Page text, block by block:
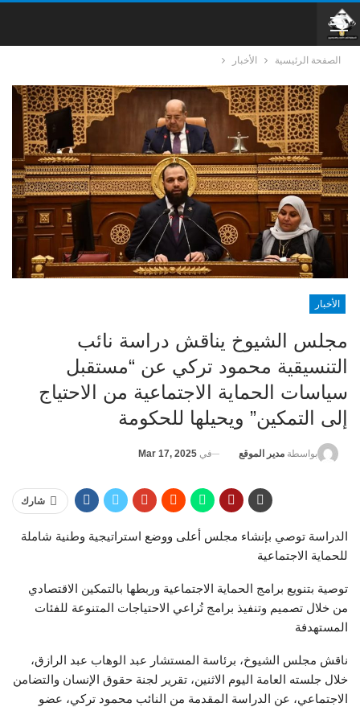
الصفحة الرئيسية الأخبار
الأخبار
مجلس الشيوخ يناقش دراسة نائب
التنسيقية محمود تركي عن “مستقبل
سياسات الحماية الاجتماعية من الاحتياج
إلى التمكين” ويحيلها للحكومة
بواسطة مدير الموقع في Mar 17, 2025
شارك
الدراسة توصي بإنشاء مجلس أعلى ووضع استراتيجية وطنية شاملة
للحماية الاجتماعية
توصية بتنويع برامج الحماية الاجتماعية وربطها بالتمكين الاقتصادي
من خلال تصميم وتنفيذ برامج تُراعي الاحتياجات المتنوعة للفئات
المستهدفة
ناقش مجلس الشيوخ، برئاسة المستشار عبد الوهاب عبد الرازق،
خلال جلسته العامة اليوم الاثنين، تقرير لجنة حقوق الإنسان والتضامن
الاجتماعي، عن الدراسة المقدمة من النائب محمود تركي، عضو